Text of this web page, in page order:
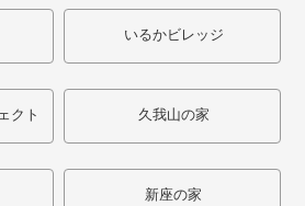
いるかビレッジ
クト 久我山の家
新座の家